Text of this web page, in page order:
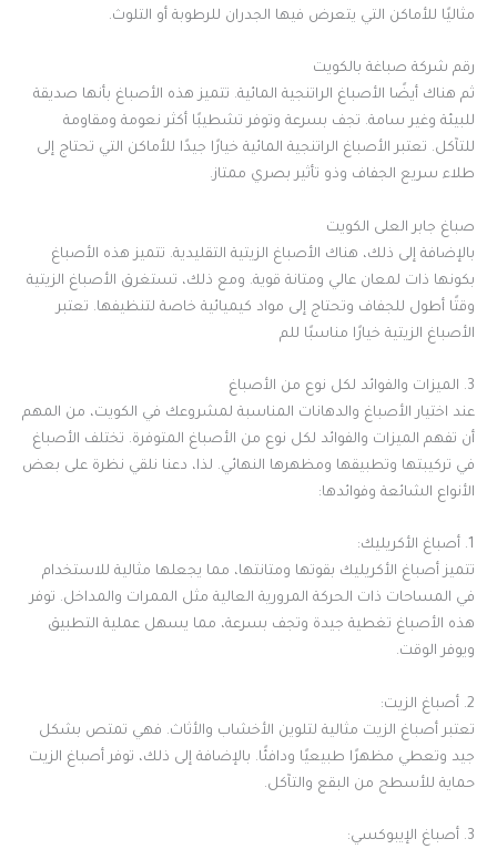
مثاليًا للأماكن التي يتعرض فيها الجدران للرطوبة أو التلوث.
رقم شركة صباغة بالكويت
ثم هناك أيضًا الأصباغ الراتنجية المائية. تتميز هذه الأصباغ بأنها صديقة
للبيئة وغير سامة. تجف بسرعة وتوفر تشطيبًا أكثر نعومة ومقاومة
للتآكل. تعتبر الأصباغ الراتنجية المائية خيارًا جيدًا للأماكن التي تحتاج إلى
طلاء سريع الجفاف وذو تأثير بصري ممتاز.
صباغ جابر العلى الكويت
بالإضافة إلى ذلك، هناك الأصباغ الزيتية التقليدية. تتميز هذه الأصباغ
بكونها ذات لمعان عالي ومتانة قوية. ومع ذلك، تستغرق الأصباغ الزيتية
وقتًا أطول للجفاف وتحتاج إلى مواد كيميائية خاصة لتنظيفها. تعتبر
الأصباغ الزيتية خيارًا مناسبًا للم
3. الميزات والفوائد لكل نوع من الأصباغ
عند اختيار الأصباغ والدهانات المناسبة لمشروعك في الكويت، من المهم
أن تفهم الميزات والفوائد لكل نوع من الأصباغ المتوفرة. تختلف الأصباغ
في تركيبتها وتطبيقها ومظهرها النهائي. لذا، دعنا نلقي نظرة على بعض
الأنواع الشائعة وفوائدها:
1. أصباغ الأكريليك:
تتميز أصباغ الأكريليك بقوتها ومتانتها، مما يجعلها مثالية للاستخدام
في المساحات ذات الحركة المرورية العالية مثل الممرات والمداخل. توفر
هذه الأصباغ تغطية جيدة وتجف بسرعة، مما يسهل عملية التطبيق
ويوفر الوقت.
2. أصباغ الزيت:
تعتبر أصباغ الزيت مثالية لتلوين الأخشاب والأثاث. فهي تمتص بشكل
جيد وتعطي مظهرًا طبيعيًا ودافئًا. بالإضافة إلى ذلك، توفر أصباغ الزيت
حماية للأسطح من البقع والتآكل.
3. أصباغ الإيبوكسي: